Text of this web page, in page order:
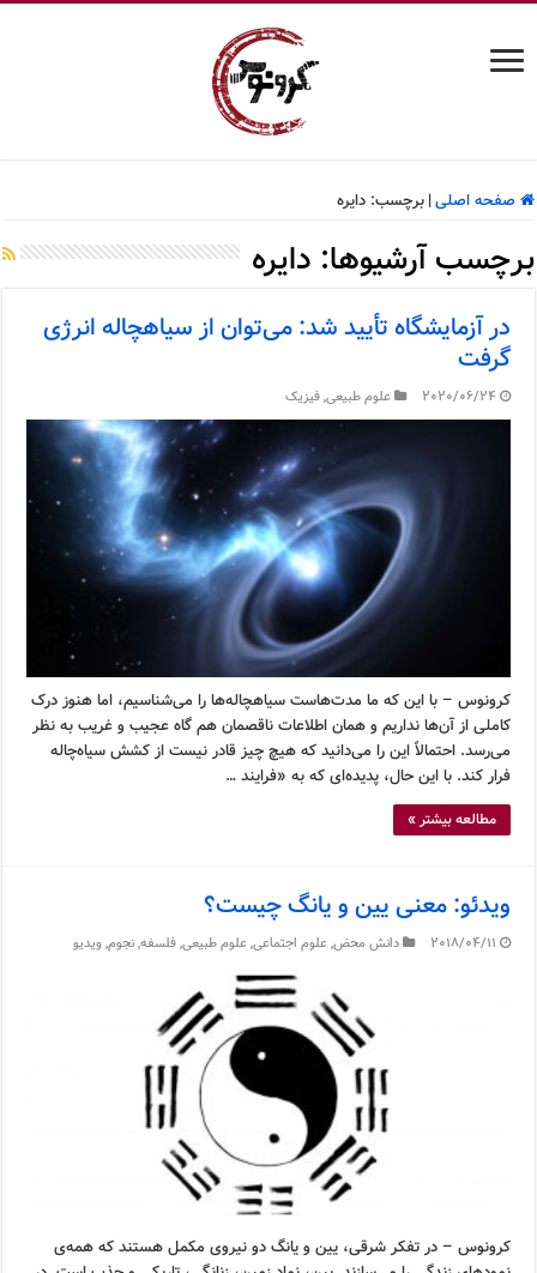
صفحه اصلی| برچسب:دایره
برچسب آرشیوها: دایره
در آزمایشگاه تأیید شد: می‌توان از سیاهچاله انرژی
گرفت
2020/06/24 علوم طبیعی,فیزیک
کرونوس – با این که ما مدت‌هاست سیاهچاله‌ها را می‌شناسیم، اما هنوز درک
کاملی از آن‌ها نداریم و همان اطلاعات ناقصمان هم گاه عجیب و غریب به نظر
می‌رسد. احتمالاً این را می‌دانید که هیچ چیز قادر نیست از کشش سیاه‌چاله
فرار کند. با این حال، پدیده‌ای که به «فرایند …
مطالعه بیشتر »
ویدئو: معنی یین و یانگ چیست؟
2018/04/11 دانش محض,علوم اجتماعی,علوم طبیعی,فلسفه,نجوم,ویدیو
کرونوس – در تفکر شرقی، یین و یانگ دو نیروی مکمل هستند که همه‌ی